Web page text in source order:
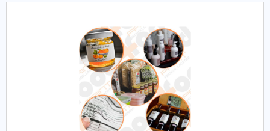
de obra da 4Food Print o cliente obterá assertividade e